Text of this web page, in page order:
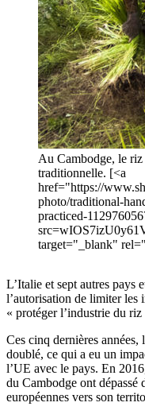
Au Cambodge, le
traditionnelle. [<a
href="https://
photo/traditional-
practiced-
target="_blank"
L’Italie et sept autres pays
l’autorisation de limiter les
« protéger l’industrie du
Ces cinq dernières
doublé, ce qui a eu un
l’UE avec le pays. En
du Cambodge ont dépassé
européennes vers son